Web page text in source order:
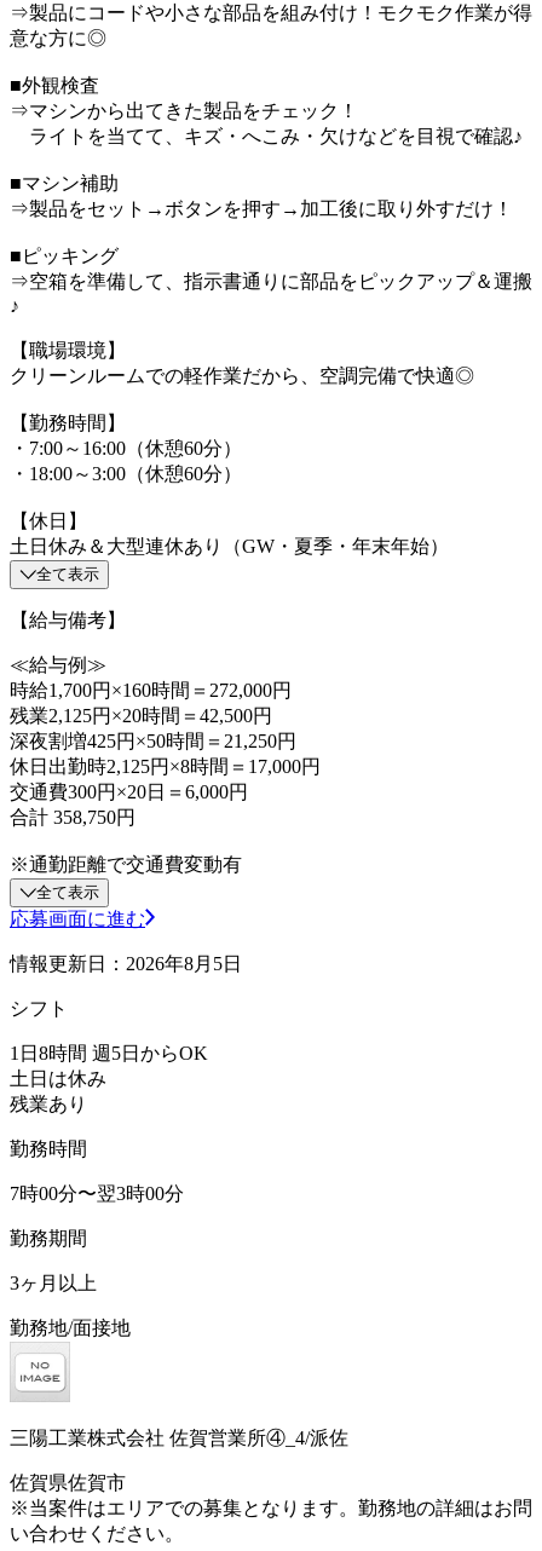
⇒製品にコードや小さな部品を組み付け！モクモク作業が得
意な方に◎
■外観検査
⇒マシンから出てきた製品をチェック！
ライトを当てて、キズ・へこみ・欠けなどを目視で確認♪
■マシン補助
⇒製品をセット→ボタンを押す→加工後に取り外すだけ！
■ピッキング
⇒空箱を準備して、指示書通りに部品をピックアップ＆運搬
♪
【職場環境】
クリーンルームでの軽作業だから、空調完備で快適◎
【勤務時間】
・7:00～16:00（休憩60分）
・18:00～3:00（休憩60分）
【休日】
土日休み＆大型連休あり（GW・夏季・年末年始）
全て表示
【給与備考】
≪給与例≫
時給1,700円×160時間＝272,000円
残業2,125円×20時間＝42,500円
深夜割増425円×50時間＝21,250円
休日出勤時2,125円×8時間＝17,000円
交通費300円×20日＝6,000円
合計 358,750円
※通勤距離で交通費変動有
全て表示
応募画面に進む
情報更新日：2026年8月5日
シフト
1日8時間 週5日からOK
土日は休み
残業あり
勤務時間
7時00分〜翌3時00分
勤務期間
3ヶ月以上
勤務地/面接地
三陽工業株式会社 佐賀営業所④_4/派佐
佐賀県佐賀市
※当案件はエリアでの募集となります。勤務地の詳細はお問
い合わせください。